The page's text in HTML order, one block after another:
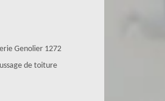
Genolier 1272
de toiture